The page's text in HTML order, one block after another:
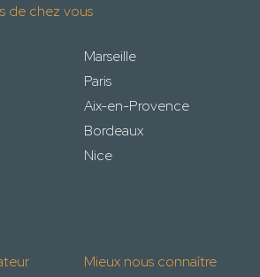
de chez vous
Marseille
Paris
Aix-en-Provence
Bordeaux
Nice
Mieux nous connaître